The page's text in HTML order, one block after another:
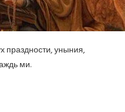
праздности, уныния,
ми.